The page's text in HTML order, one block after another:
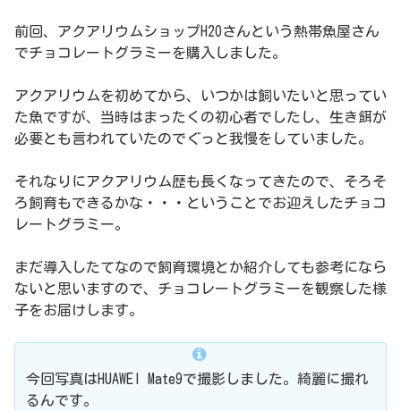
前回、アクアリウムショップH2Oさんという熱帯魚屋さん
でチョコレートグラミーを購入しました。
アクアリウムを初めてから、いつかは飼いたいと思ってい
た魚ですが、当時はまったくの初心者でしたし、生き餌が
必要とも言われていたのでぐっと我慢をしていました。
それなりにアクアリウム歴も長くなってきたので、そろそ
ろ飼育もできるかな・・・ということでお迎えしたチョコ
レートグラミー。
まだ導入したてなので飼育環境とか紹介しても参考になら
ないと思いますので、チョコレートグラミーを観察した様
子をお届けします。
今回写真はHUAWEI Mate9で撮影しました。綺麗に撮れ
るんです。